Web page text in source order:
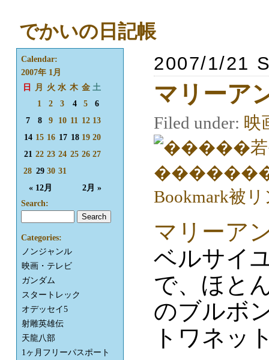
でかいの日記帳
2007/1/21
マリーア
Filed under: 映
マリーア
ベルサイ
で、ほと
のブルボ
トワネッ
Calendar:
2007年 1月
日
月 火 水 木 金 土
« 12月 2月 »
1 2 3 4 5
6
7
8 9 10 11 12 13
14 15 16 17 18 19 20
21 22 23 24 25 26 27
28 29 30 31
Search:
Categories:
ノンジャンル
映画・テレビ
ガンダム
スタートレック
オデッセイ5
射雕英雄伝
天龍八部
1ヶ月フリーパスポート